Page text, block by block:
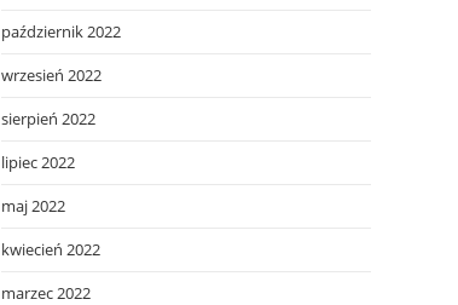
październik 2022
wrzesień 2022
sierpień 2022
lipiec 2022
maj 2022
kwiecień 2022
marzec 2022